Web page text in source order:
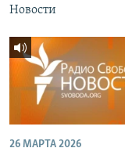
Новости
26 МАРТА 2026